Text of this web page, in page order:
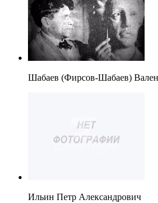
Шабаев (Фирсов-Шабаев)
Ильин Петр Александрович